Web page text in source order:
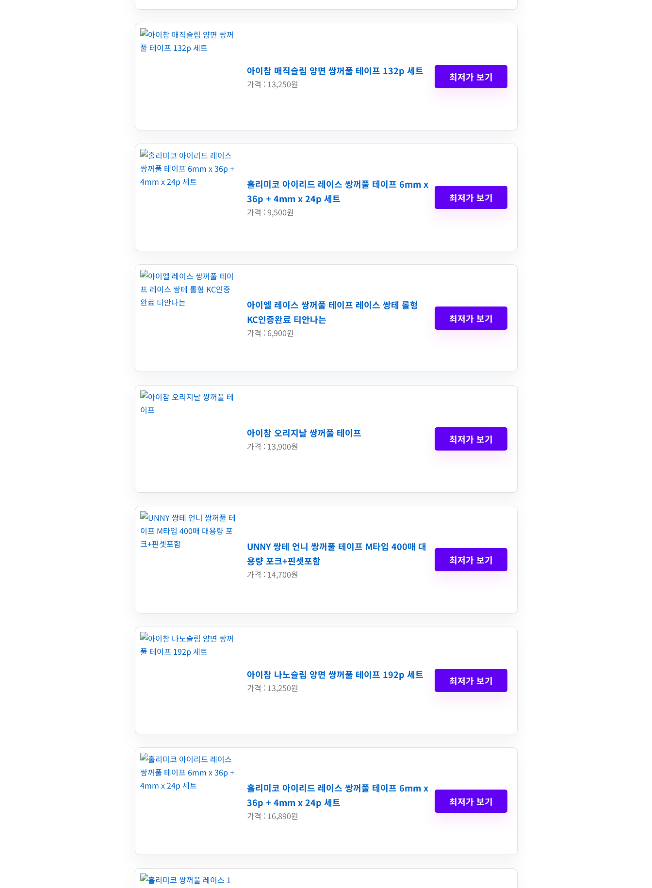
아이참 매직슬림 양면 쌍꺼풀 테이프 132p 세트
가격 : 13,250원
최저가 보기
홀리미코 아이리드 레이스 쌍꺼풀 테이프 6mm x
36p + 4mm x 24p 세트
가격 : 9,500원
최저가 보기
아이엘 레이스 쌍꺼풀 테이프 레이스 쌍테 롤형
KC인증완료 티안나는
가격 : 6,900원
최저가 보기
아이참 오리지날 쌍꺼풀 테이프
가격 : 13,900원
최저가 보기
UNNY 쌍테 언니 쌍꺼풀 테이프 M타입 400매 대
용량 포크+핀셋포함
가격 : 14,700원
최저가 보기
아이참 나노슬림 양면 쌍꺼풀 테이프 192p 세트
가격 : 13,250원
최저가 보기
홀리미코 아이리드 레이스 쌍꺼풀 테이프 6mm x
36p + 4mm x 24p 세트
가격 : 16,890원
최저가 보기